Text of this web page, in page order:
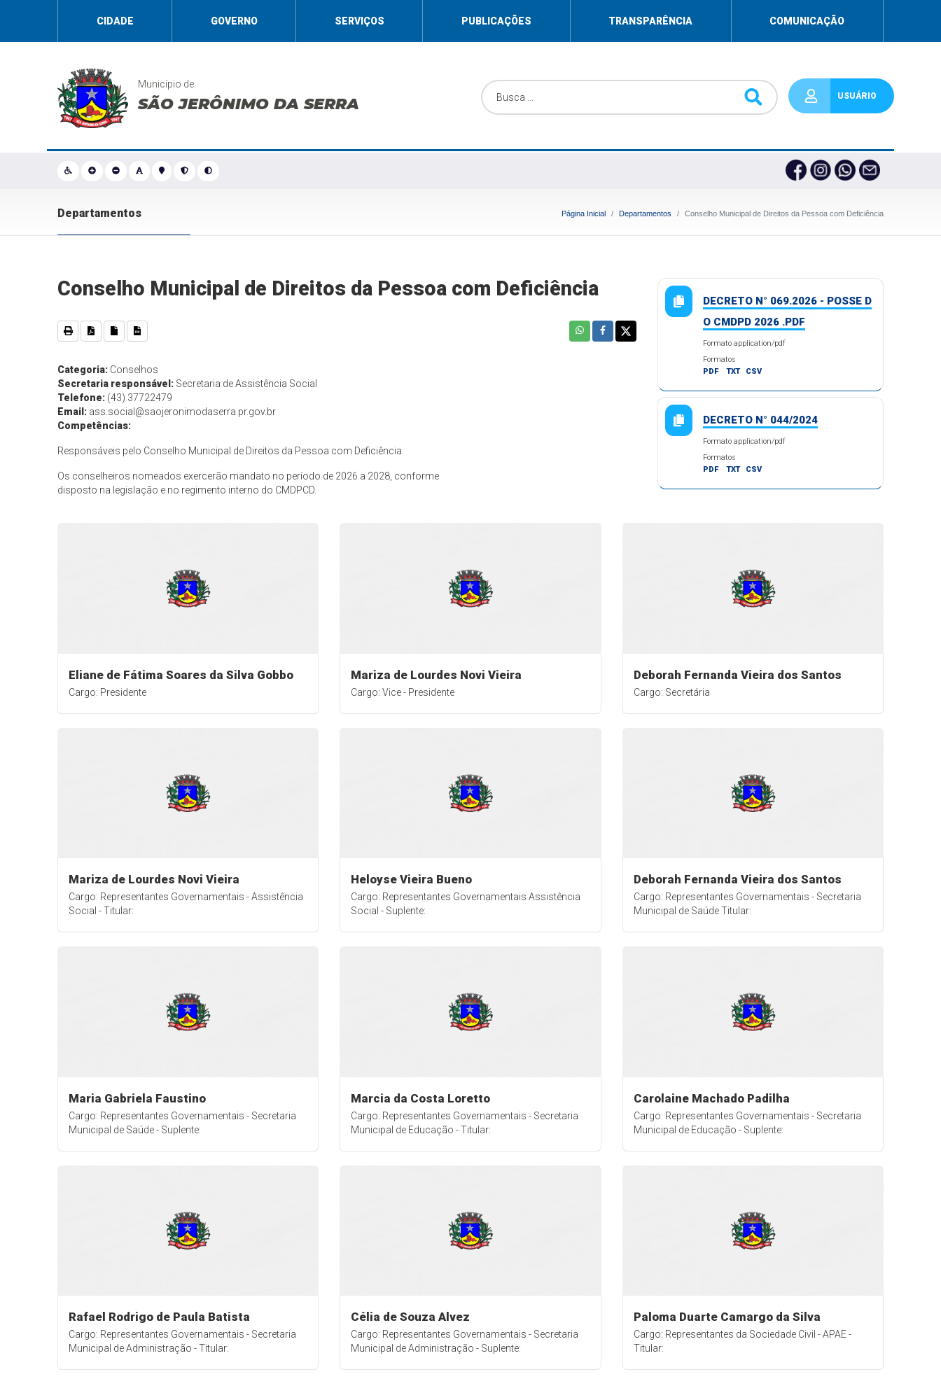
CIDADE GOVERNO SERVIÇOS PUBLICAÇÕES TRANSPARÊNCIA COMUNICAÇÃO
Município de
SÃO JERÔNIMO DA SERRA USUÁRIO
Departamentos Página Inicial Departamentos Conselho Municipal de Direitos da Pessoa com Deficiência
Conselho Municipal de Direitos da Pessoa com Deficiência
Categoria: Conselhos
Secretaria responsável: Secretaria de Assistência Social
Telefone: (43) 37722479
Email: ass.social@saojeronimodaserra.pr.gov.br
Competências:
Responsáveis pelo Conselho Municipal de Direitos da Pessoa com Deficiência.
Os conselheiros nomeados exercerão mandato no período de 2026 a 2028, conforme
disposto na legislação e no regimento interno do CMDPCD.
DECRETO N° 069.2026 - POSSE D
O CMDPD 2026 .PDF
Formato application/pdf
Formatos
PDF
TXT CSV
DECRETO N° 044/2024
Formato application/pdf
Formatos
PDF
TXT CSV
Eliane de Fátima Soares da Silva Gobbo
Cargo: Presidente
Mariza de Lourdes Novi Vieira
Cargo: Vice - Presidente
Deborah Fernanda Vieira dos Santos
Cargo: Secretária
Mariza de Lourdes Novi Vieira
Cargo: Representantes Governamentais - Assistência
Social - Titular:
Heloyse Vieira Bueno
Cargo: Representantes Governamentais Assistência
Social - Suplente:
Deborah Fernanda Vieira dos Santos
Cargo: Representantes Governamentais - Secretaria
Municipal de Saúde Titular:
Maria Gabriela Faustino
Cargo: Representantes Governamentais - Secretaria
Municipal de Saúde - Suplente:
Marcia da Costa Loretto
Cargo: Representantes Governamentais - Secretaria
Municipal de Educação - Titular:
Carolaine Machado Padilha
Cargo: Representantes Governamentais - Secretaria
Municipal de Educação - Suplente:
Rafael Rodrigo de Paula Batista
Cargo: Representantes Governamentais - Secretaria
Municipal de Administração - Titular:
Célia de Souza Alvez
Cargo: Representantes Governamentais - Secretaria
Municipal de Administração - Suplente:
Paloma Duarte Camargo da Silva
Cargo: Representantes da Sociedade Civil - APAE -
Titular: